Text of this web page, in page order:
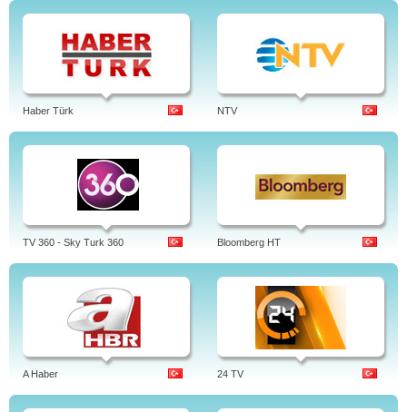
Haber Türk NTV
TV 360 - Sky Turk 360 Bloomberg HT
A Haber 24 TV